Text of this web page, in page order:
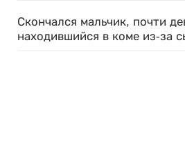
Скончался мальчик, почти
находившийся в коме из-за